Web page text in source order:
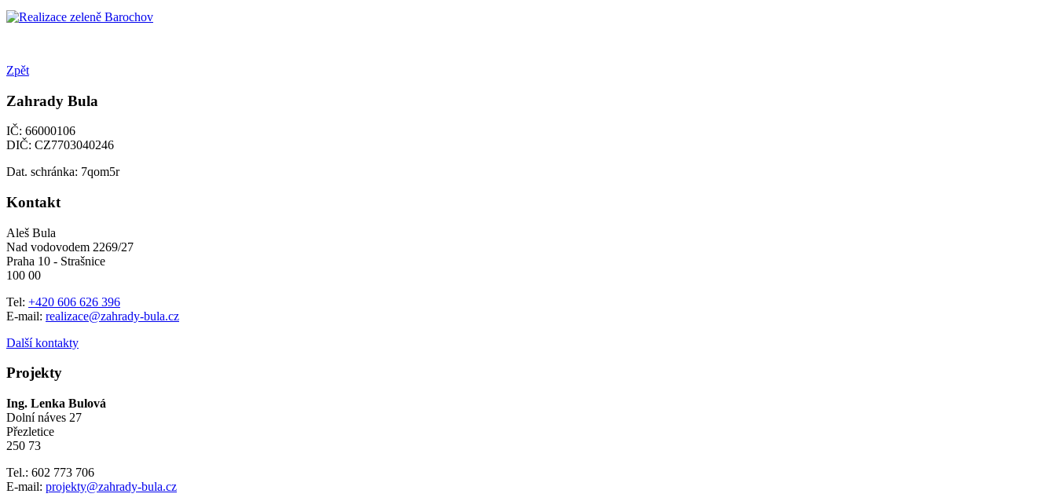
Zpět
Zahrady Bula
IČ: 66000106
DIČ: CZ7703040246
Dat. schránka: 7qom5r
Kontakt
Aleš Bula
Nad vodovodem 2269/27
Praha 10 - Strašnice
100 00
Tel: +420 606 626 396
E-mail: realizace@zahrady-bula.cz
Další kontakty
Projekty
Ing. Lenka Bulová
Dolní náves 27
Přezletice
250 73
Tel.: 602 773 706
E-mail: projekty@zahrady-bula.cz